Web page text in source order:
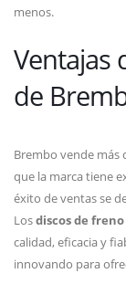
menos.
Ventajas
de
Brembo vende más
que la marca tiene
éxito de ventas se
Losdiscos de
calidad, eficacia y
innovando para